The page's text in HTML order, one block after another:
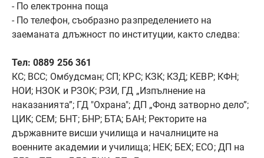
- По електронна поща
- По телефон, съобразно разпределението на
заеманата длъжност по институции, както следва:
Тел: 0889 256 361
КС; ВСС; Омбудсман; СП; КРС; КЗК; КЗД; КЕВР; КФН;
НОИ; НЗОК и РЗОК; РЗИ, ГД „Изпълнение на
наказанията”; ГД "Охрана"; ДП „Фонд затворно дело”;
ЦИК; СЕМ; БНТ; БНР; БТА; БАН; Ректорите на
държавните висши училища и началниците на
военните академии и училища; НЕК; БЕХ; ЕСО; ДП на